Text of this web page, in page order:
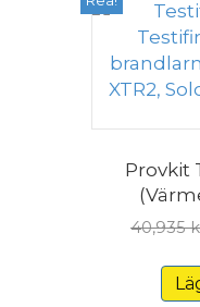
Provkit
40,935